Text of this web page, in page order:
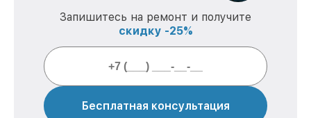
Запишитесь на ремонт и получите
скидку -25%
Бесплатная консультация